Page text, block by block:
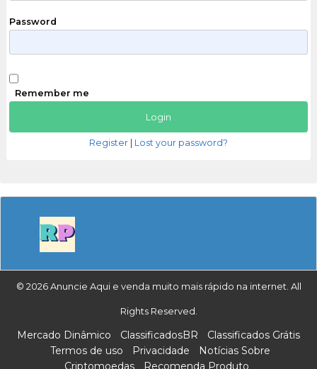
Password
Remember me
Register Lost your password?
© 2026 Anuncie Aqui e venda muito mais rápido na internet. All
Rights Reserved.
Mercado Dinâmico ClassificadosBR
Classificados Grátis
Termos de uso
Privacidade
Notícias Sobre
Criptomoedas
Recomenda Produto